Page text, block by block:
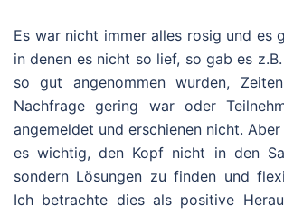
Es war nicht immer alles rosig und es
in denen es nicht so lief, so gab es
so gut angenommen wurden,
Nachfrage gering war oder
angemeldet und erschienen nicht.
es wichtig, den Kopf nicht in den
sondern Lösungen zu finden und
Ich betrachte dies als positive